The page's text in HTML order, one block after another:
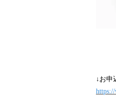
↓お申